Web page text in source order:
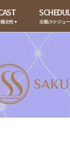
籍女性▼ 出勤スケジュ